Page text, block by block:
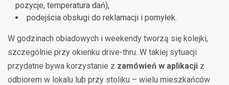
pozycje, temperatura dań),
podejścia obsługi do reklamacji i pomyłek.
W godzinach obiadowych i weekendy tworzą się kolejki,
szczególnie przy okienku drive-thru. W takiej sytuacji
przydatne bywa korzystanie z zamówień w aplikacji z
odbiorem w lokalu lub przy stoliku – wielu mieszkańców